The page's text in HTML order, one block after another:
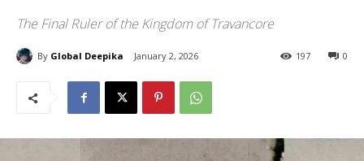
The Final Ruler of the Kingdom of Travancore
By Global Deepika January 2, 2026 0
197